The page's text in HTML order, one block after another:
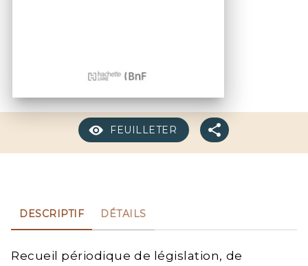
FEUILLETER
DESCRIPTIF DÉTAILS
Recueil périodique de législation, de